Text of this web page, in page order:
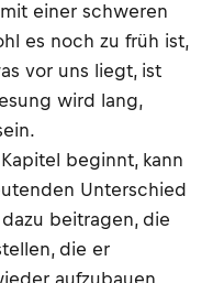
einer schweren
es noch zu früh ist,
vor uns liegt, ist
wird lang,
beginnt, kann
Unterschied
beitragen, die
die er
aufzubauen